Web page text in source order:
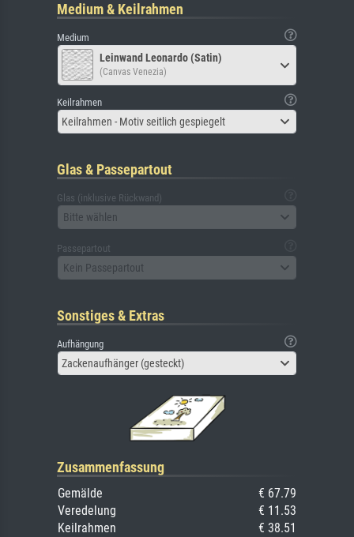
Medium & Keilrahmen
Medium
Leinwand Leonardo (Satin)
(Canvas Venezia)
Keilrahmen
Keilrahmen - Motiv seitlich gespiegelt
Glas & Passepartout
Glas (inklusive Rückwand)
Bitte wählen
Passepartout
Kein Passepartout
Sonstiges & Extras
Aufhängung
Zackenaufhänger (gesteckt)
Zusammenfassung
Gemälde
€ 67.79
Veredelung
€ 11.53
Keilrahmen
€ 38.51